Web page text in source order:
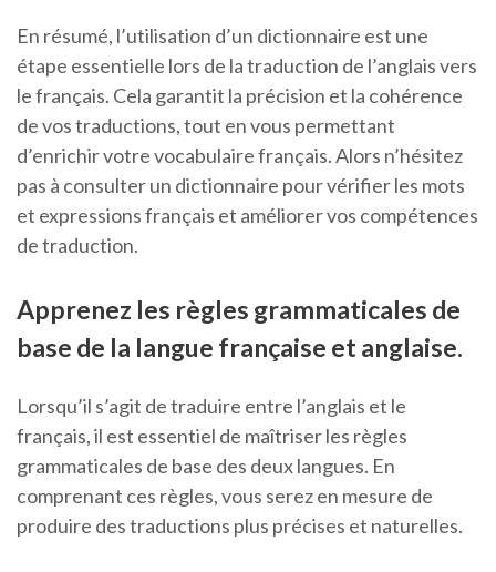
En résumé, l’utilisation d’un dictionnaire est une
étape essentielle lors de la traduction de l’anglais vers
le français. Cela garantit la précision et la cohérence
de vos traductions, tout en vous permettant
d’enrichir votre vocabulaire français. Alors n’hésitez
pas à consulter un dictionnaire pour vérifier les mots
et expressions français et améliorer vos compétences
de traduction.
Apprenez les règles grammaticales de
base de la langue française et anglaise.
Lorsqu’il s’agit de traduire entre l’anglais et le
français, il est essentiel de maîtriser les règles
grammaticales de base des deux langues. En
comprenant ces règles, vous serez en mesure de
produire des traductions plus précises et naturelles.